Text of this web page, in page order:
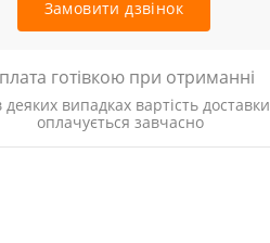
Замовити дзвінок
готівкою при отриманні
деяких випадках вартість доставки
оплачується завчасно